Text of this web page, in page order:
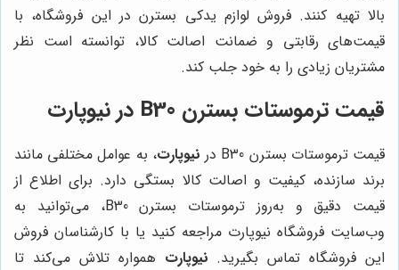
بالا تهیه کنند. فروش لوازم یدکی بسترن در این فروشگاه، با
قیمت‌های رقابتی و ضمانت اصالت کالا، توانسته است نظر
مشتریان زیادی را به خود جلب کند.
قیمت ترموستات بسترن B30 در نیوپارت
قیمت ترموستات بسترن B30 در نیوپارت، به عوامل مختلفی مانند
برند سازنده، کیفیت و اصالت کالا بستگی دارد. برای اطلاع از
قیمت دقیق و به‌روز ترموستات بسترن B30، می‌توانید به
وب‌سایت فروشگاه نیوپارت مراجعه کنید یا با کارشناسان فروش
این فروشگاه تماس بگیرید. نیوپارت همواره تلاش می‌کند تا